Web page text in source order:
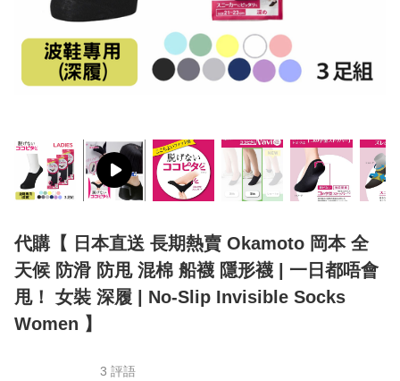
代購【 日本直送 長期熱賣 Okamoto 岡本 全
天候 防滑 防甩 混棉 船襪 隱形襪 | 一日都唔會
甩！ 女裝 深履 | No-Slip Invisible Socks
Women 】
3 評語